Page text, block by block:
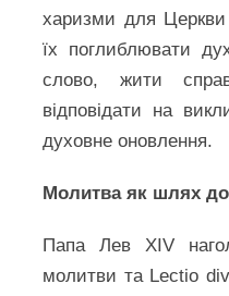
харизми для Церкви
їх поглиблювати
слово, жити
відповідати на
духовне оновлення.
Молитва як шлях
Папа Лев XIV
молитви та Lectio